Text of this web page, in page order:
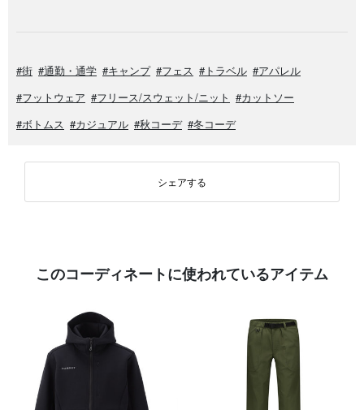
#街 #通勤・通学 #キャンプ #フェス #トラベル #アパレル
#フットウェア #フリース/スウェット/ニット #カットソー
#ボトムス #カジュアル #秋コーデ #冬コーデ
シェアする
このコーディネートに使われているアイテム